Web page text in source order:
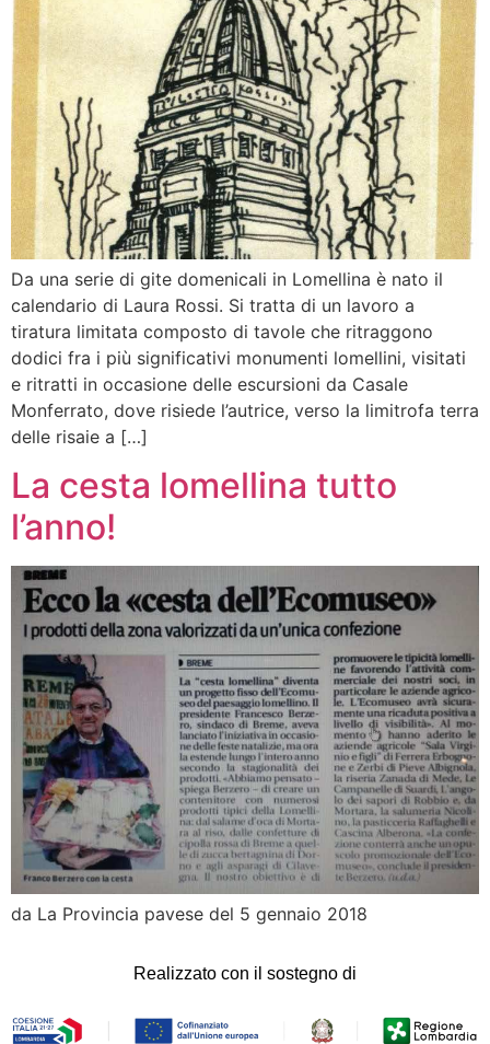
Da una serie di gite domenicali in Lomellina è nato il
calendario di Laura Rossi. Si tratta di un lavoro a
tiratura limitata composto di tavole che ritraggono
dodici fra i più significativi monumenti lomellini, visitati
e ritratti in occasione delle escursioni da Casale
Monferrato, dove risiede l’autrice, verso la limitrofa terra
delle risaie a […]
La cesta lomellina tutto
l’anno!
da La Provincia pavese del 5 gennaio 2018
Realizzato con il sostegno di